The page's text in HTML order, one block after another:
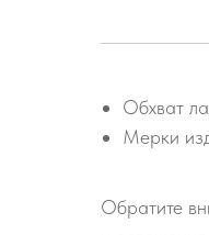
Обхват
Мерки
Обратите